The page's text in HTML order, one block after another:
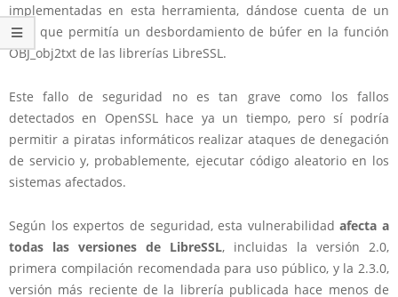
implementadas en esta herramienta, dándose cuenta de un
fallo que permitía un desbordamiento de búfer en la función
OBJ_obj2txt de las librerías LibreSSL.
Este fallo de seguridad no es tan grave como los fallos
detectados en OpenSSL hace ya un tiempo, pero sí podría
permitir a piratas informáticos realizar ataques de denegación
de servicio y, probablemente, ejecutar código aleatorio en los
sistemas afectados.
Según los expertos de seguridad, esta vulnerabilidadafecta a
todas las versiones de LibreSSL, incluidas la versión 2.0,
primera compilación recomendada para uso público, y la 2.3.0,
versión más reciente de la librería publicada hace menos de